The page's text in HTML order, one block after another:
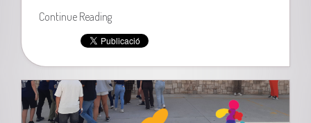
Continue Reading